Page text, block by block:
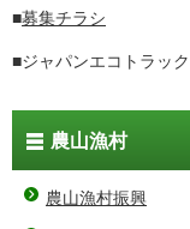
■募集チラシ
■ジャパンエコトラッ
農山漁村
農山漁村振興